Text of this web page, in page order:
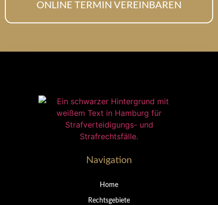
ONLINE TERMIN VEREINBAREN
Navigation
Home
Rechtsgebiete